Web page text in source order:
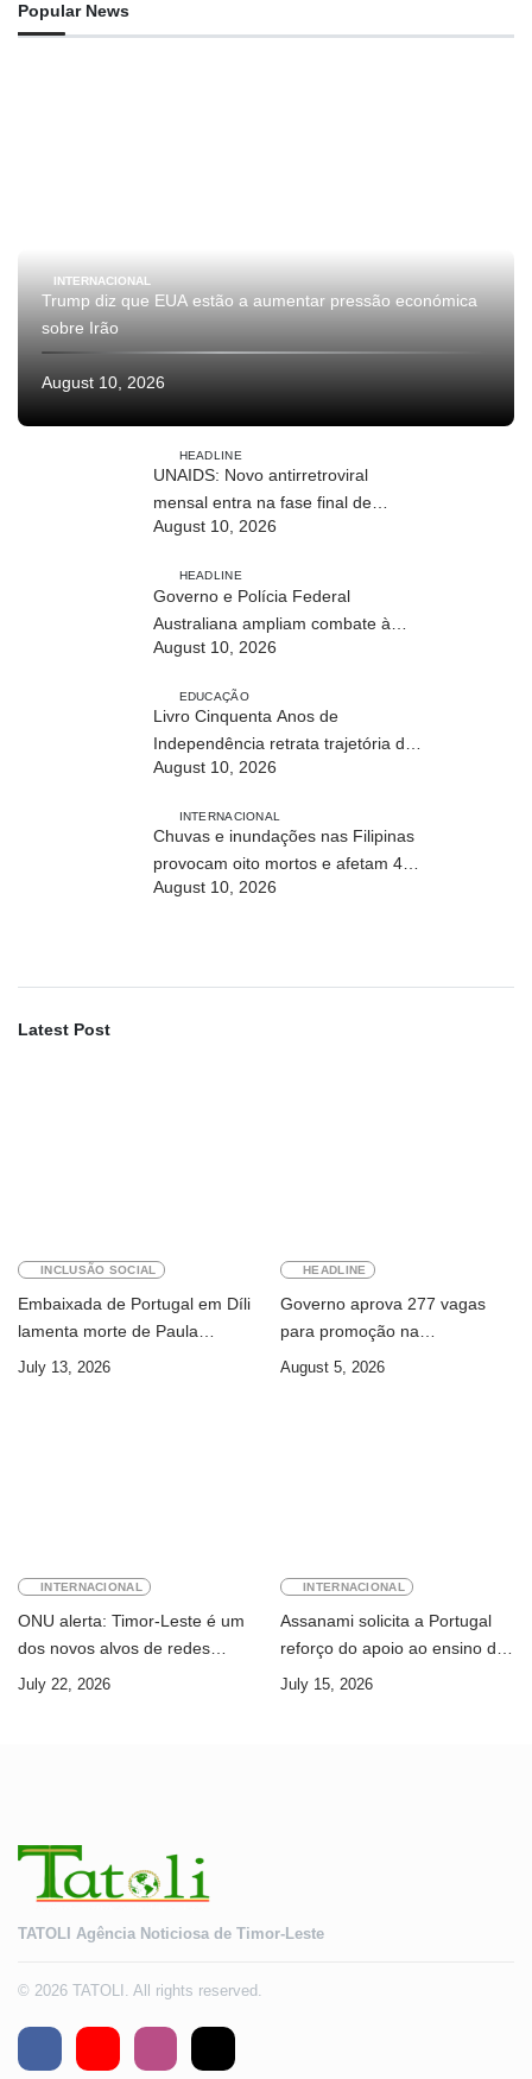
Popular News
INTERNACIONAL
Trump diz que EUA estão a aumentar pressão económica
sobre Irão
August 10, 2026
HEADLINE
UNAIDS: Novo antirretroviral
mensal entra na fase final de
ensaios clínicos
August 10, 2026
HEADLINE
Governo e Polícia Federal
Australiana ampliam combate à
exploração infantil online
August 10, 2026
EDUCAÇÃO
Livro Cinquenta Anos de
Independência retrata trajetória de
Timor-Leste
August 10, 2026
INTERNACIONAL
Chuvas e inundações nas Filipinas
provocam oito mortos e afetam 486
mil pessoas
August 10, 2026
Latest Post
INCLUSÃO SOCIAL
Embaixada de Portugal em Díli
lamenta morte de Paula
Ferreira Pinto
July 13, 2026
HEADLINE
Governo aprova 277 vagas
para promoção na
Administração Pública
August 5, 2026
INTERNACIONAL
ONU alerta: Timor-Leste é um
dos novos alvos de redes
internacionais de cibercrime
July 22, 2026
INTERNACIONAL
Assanami solicita a Portugal
reforço do apoio ao ensino da
língua portuguesa e ao ensino
July 15, 2026
TATOLI Agência Noticiosa de Timor-Leste
© 2026 TATOLI. All rights reserved.